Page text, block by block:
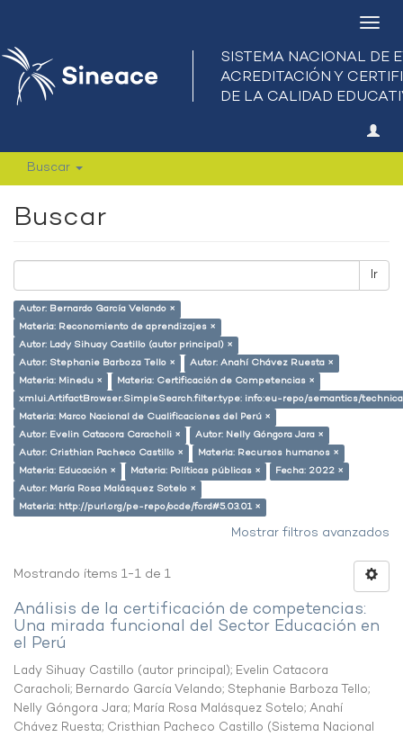
Buscar
Buscar
Ir
Autor: Bernardo García Velando ×
Materia: Reconomiento de aprendizajes ×
Autor: Lady Sihuay Castillo (autor principal) ×
Autor: Stephanie Barboza Tello ×
Autor: Anahí Chávez Ruesta ×
Materia: Minedu ×
Materia: Certificación de Competencias ×
xmlui.ArtifactBrowser.SimpleSearch.filter.type: info:eu-repo/semantics/
Materia: Marco Nacional de Cualificaciones del Perú ×
Autor: Evelin Catacora Caracholi ×
Autor: Nelly Góngora Jara ×
Autor: Cristhian Pacheco Castillo ×
Materia: Recursos humanos ×
Materia: Educación ×
Materia: Políticas públicas ×
Fecha: 2022 ×
Autor: María Rosa Malásquez Sotelo ×
Materia: http://purl.org/pe-repo/ocde/ford#5.03.01 ×
Mostrar filtros avanzados
Mostrando ítems 1-1 de 1
Análisis de la certificación de competencias:
Una mirada funcional del Sector Educación en
el Perú
Lady Sihuay Castillo (autor principal); Evelin Catacora
Caracholi; Bernardo García Velando; Stephanie Barboza Tello;
Nelly Góngora Jara; María Rosa Malásquez Sotelo; Anahí
Chávez Ruesta; Cristhian Pacheco Castillo (Sistema Nacional